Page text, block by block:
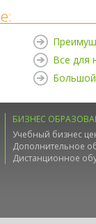
Все для
Большой
БИЗНЕС
Учебный бизнес
Дополнительное
Дистанционное